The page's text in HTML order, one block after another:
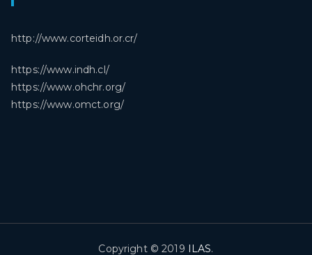
http://www.corteidh.or.cr/
https://www.indh.cl/
https://www.ohchr.org/
https://www.omct.org/
Copyright © 2019 ILAS.